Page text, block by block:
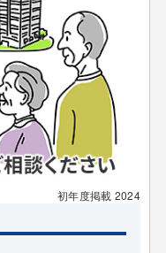
初年度掲載 2024